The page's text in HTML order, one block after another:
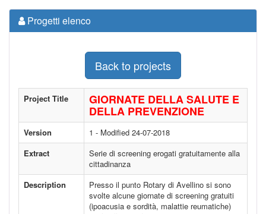
Progetti elenco
Back to projects
Project Title GIORNATE DELLA SALUTE E
DELLA PREVENZIONE
Version
1 - Modified 24-07-2018
Extract
Serie di screening erogati gratuitamente alla
cittadinanza
Description
Presso il punto Rotary di Avellino si sono
svolte alcune giornate di screening gratuiti
(ipoacusia e sordità, malattie reumatiche)